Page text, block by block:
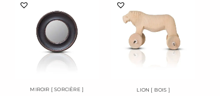
MIROIR [ SORCIÈRE ]
LION [ BOIS ]